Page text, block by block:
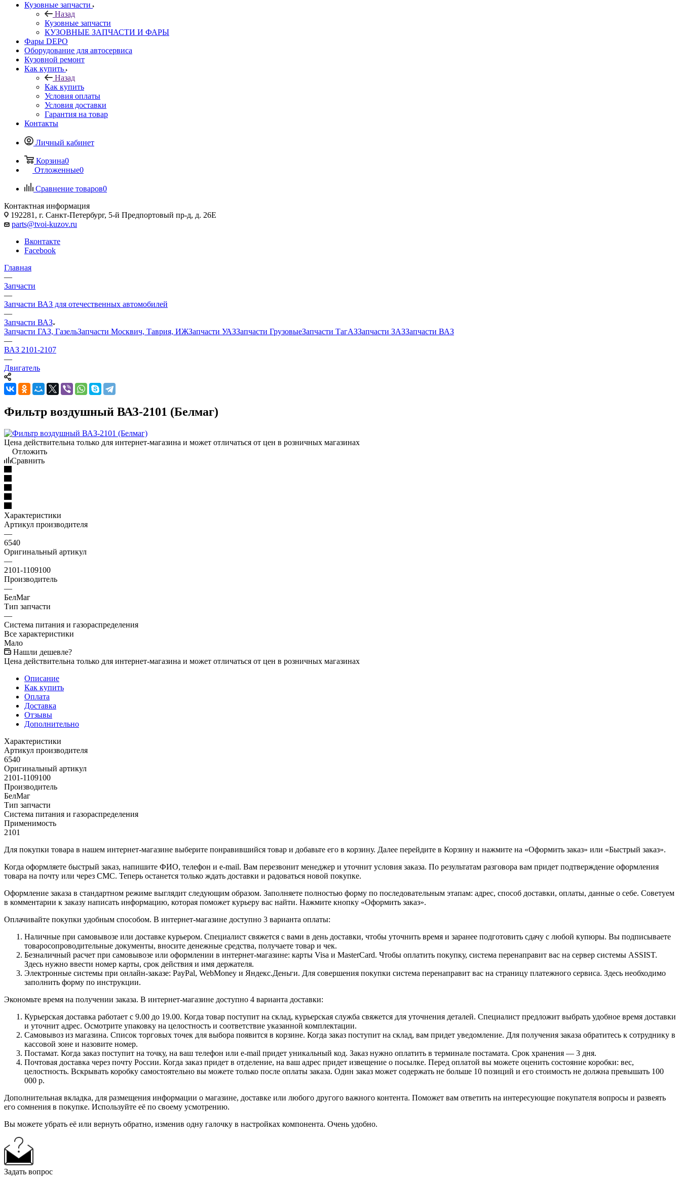
Кузовные запчасти
Назад
Кузовные запчасти
КУЗОВНЫЕ ЗАПЧАСТИ И ФАРЫ
Фары DEPO
Оборудование для автосервиса
Кузовной ремонт
Как купить
Назад
Как купить
Условия оплаты
Условия доставки
Гарантия на товар
Контакты
Личный кабинет
Корзина0
Отложенные0
Сравнение товаров0
Контактная информация
192281, г. Санкт-Петербург, 5-й Предпортовый пр-д, д. 26Е
parts@tvoi-kuzov.ru
Вконтакте
Facebook
Главная
—
Запчасти
—
Запчасти ВАЗ для отечественных автомобилей
—
Запчасти ВАЗ
Запчасти ГАЗ, ГазельЗапчасти Москвич, Таврия, ИЖЗапчасти УАЗЗапчасти ГрузовыеЗапчасти ТагАЗЗапчасти ЗАЗЗапчасти ВАЗ
—
ВАЗ 2101-2107
—
Двигатель
Фильтр воздушный ВАЗ-2101 (Белмаг)
Цена действительна только для интернет-магазина и может отличаться от цен в розничных магазинах
Отложить
Сравнить
Характеристики
Артикул производителя
—
6540
Оригинальный артикул
—
2101-1109100
Производитель
—
БелМаг
Тип запчасти
—
Система питания и газораспределения
Все характеристики
Мало
Нашли дешевле?
Цена действительна только для интернет-магазина и может отличаться от цен в розничных магазинах
Описание
Как купить
Оплата
Доставка
Отзывы
Дополнительно
Характеристики
Артикул производителя
6540
Оригинальный артикул
2101-1109100
Производитель
БелМаг
Тип запчасти
Система питания и газораспределения
Применимость
2101
Для покупки товара в нашем интернет-магазине выберите понравившийся товар и добавьте его в корзину. Далее перейдите в Корзину и нажмите на «Оформить заказ» или «Быстрый заказ».
Когда оформляете быстрый заказ, напишите ФИО, телефон и e-mail. Вам перезвонит менеджер и уточнит условия заказа. По результатам разговора вам придет подтверждение оформления
товара на почту или через СМС. Теперь останется только ждать доставки и радоваться новой покупке.
Оформление заказа в стандартном режиме выглядит следующим образом. Заполняете полностью форму по последовательным этапам: адрес, способ доставки, оплаты, данные о себе. Советуем
в комментарии к заказу написать информацию, которая поможет курьеру вас найти. Нажмите кнопку «Оформить заказ».
Оплачивайте покупки удобным способом. В интернет-магазине доступно 3 варианта оплаты:
Наличные при самовывозе или доставке курьером. Специалист свяжется с вами в день доставки, чтобы уточнить время и заранее подготовить сдачу с любой купюры. Вы подписываете
товаросопроводительные документы, вносите денежные средства, получаете товар и чек.
Безналичный расчет при самовывозе или оформлении в интернет-магазине: карты Visa и MasterCard. Чтобы оплатить покупку, система перенаправит вас на сервер системы ASSIST.
Здесь нужно ввести номер карты, срок действия и имя держателя.
Электронные системы при онлайн-заказе: PayPal, WebMoney и Яндекс.Деньги. Для совершения покупки система перенаправит вас на страницу платежного сервиса. Здесь необходимо
заполнить форму по инструкции.
Экономьте время на получении заказа. В интернет-магазине доступно 4 варианта доставки:
Курьерская доставка работает с 9.00 до 19.00. Когда товар поступит на склад, курьерская служба свяжется для уточнения деталей. Специалист предложит выбрать удобное время доставки
и уточнит адрес. Осмотрите упаковку на целостность и соответствие указанной комплектации.
Самовывоз из магазина. Список торговых точек для выбора появится в корзине. Когда заказ поступит на склад, вам придет уведомление. Для получения заказа обратитесь к сотруднику в
кассовой зоне и назовите номер.
Постамат. Когда заказ поступит на точку, на ваш телефон или e-mail придет уникальный код. Заказ нужно оплатить в терминале постамата. Срок хранения — 3 дня.
Почтовая доставка через почту России. Когда заказ придет в отделение, на ваш адрес придет извещение о посылке. Перед оплатой вы можете оценить состояние коробки: вес,
целостность. Вскрывать коробку самостоятельно вы можете только после оплаты заказа. Один заказ может содержать не больше 10 позиций и его стоимость не должна превышать 100
000 р.
Дополнительная вкладка, для размещения информации о магазине, доставке или любого другого важного контента. Поможет вам ответить на интересующие покупателя вопросы и развеять
его сомнения в покупке. Используйте её по своему усмотрению.
Вы можете убрать её или вернуть обратно, изменив одну галочку в настройках компонента. Очень удобно.
Задать вопрос